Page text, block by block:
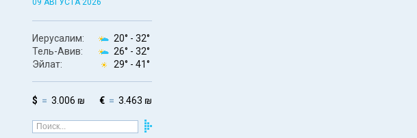
09 АВГУСТА 2026
Иерусалим: 20° - 32°
Тель-Авив:
26° - 32°
Эйлат:
29° - 41°
$ 3.006 ₪ € 3.463 ₪